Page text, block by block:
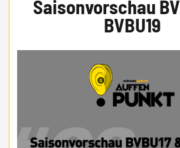
Saisonvorschau
BVBU19